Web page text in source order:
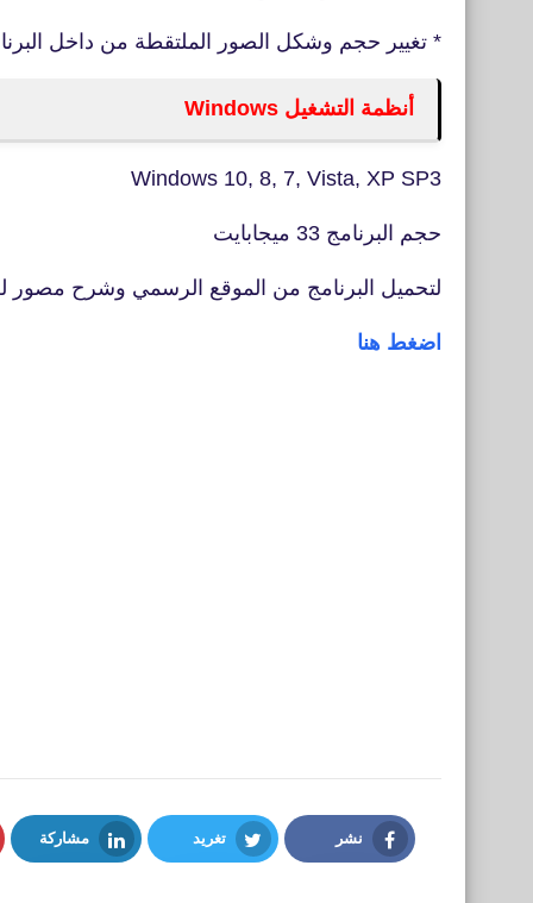
* تغيير حجم وشكل الصور الملتقطة من داخل
أنظمة التشغيل Windows
Windows 10, 8, 7, Vista, XP SP3
حجم البرنامج 33 ميجابايت
لتحميل البرنامج من الموقع الرسمي وشرح مصور
اضغط هنا
نشر تغريد مشاركة